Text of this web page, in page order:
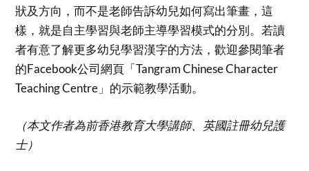
狀及方向，而不是老師告訴幼兒如何寫出筆畫，這
樣，就是自主學習與老師主導學習模式的分別。若讀
者有意了解更多幼兒學習漢字的方法，歡迎參閱筆者
的Facebook公司網頁「Tangram Chinese Character
Teaching Centre」的示範教學活動。
（本文作者為前香港教育大學講師、英國註冊幼兒護
士）